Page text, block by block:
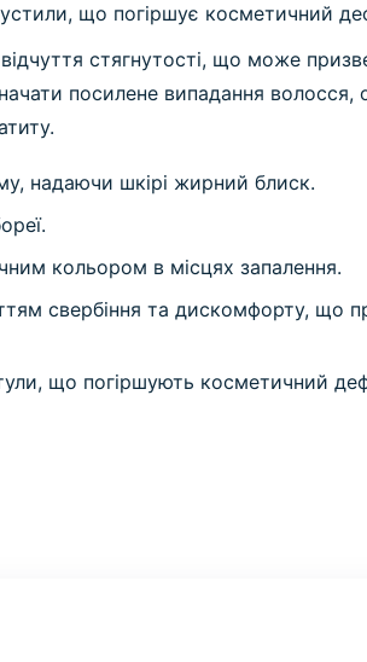
що погіршує косметичний
стягнутості, що може
посилене випадання волосся,
надаючи шкірі жирний блиск.
кольором в місцях запалення.
свербіння та дискомфорту, що
що погіршують косметичний